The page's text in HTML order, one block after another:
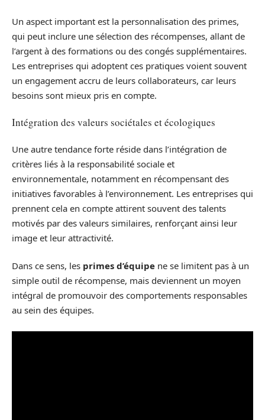
Un aspect important est la personnalisation des primes,
qui peut inclure une sélection des récompenses, allant de
l’argent à des formations ou des congés supplémentaires.
Les entreprises qui adoptent ces pratiques voient souvent
un engagement accru de leurs collaborateurs, car leurs
besoins sont mieux pris en compte.
Intégration des valeurs sociétales et écologiques
Une autre tendance forte réside dans l’intégration de
critères liés à la responsabilité sociale et
environnementale, notamment en récompensant des
initiatives favorables à l’environnement. Les entreprises qui
prennent cela en compte attirent souvent des talents
motivés par des valeurs similaires, renforçant ainsi leur
image et leur attractivité.
Dans ce sens, les primes d’équipe ne se limitent pas à un
simple outil de récompense, mais deviennent un moyen
intégral de promouvoir des comportements responsables
au sein des équipes.